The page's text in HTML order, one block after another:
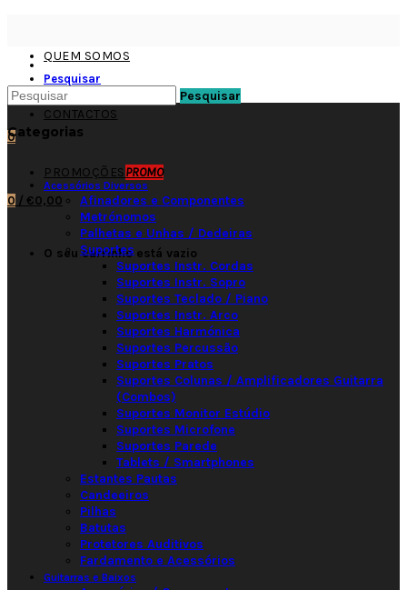
QUEM SOMOS
CONTACTOS
PROMOÇÕESPROMO
Pesquisar
0
0 / €0,00
O seu carrinho está vazio
Pesquisar
Categorias
Acessórios Diversos
Afinadores e Componentes
Metrónomos
Palhetas e Unhas / Dedeiras
Suportes
Suportes Instr. Cordas
Suportes Instr. Sopro
Suportes Teclado / Piano
Suportes Instr. Arco
Suportes Harmónica
Suportes Percussão
Suportes Pratos
Suportes Colunas / Amplificadores Guitarra
(Combos)
Suportes Monitor Estúdio
Suportes Microfone
Suportes Parede
Tablets / Smartphones
Estantes Pautas
Candeeiros
Pilhas
Batutas
Protetores Auditivos
Fardamento e Acessórios
Guitarras e Baixos